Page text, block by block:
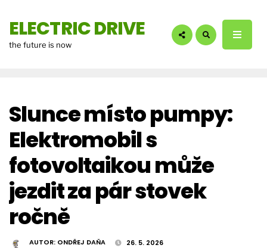
ELECTRIC DRIVE
the future is now
Slunce místo pumpy:
Elektromobil s
fotovoltaikou může
jezdit za pár stovek
ročně
AUTOR: ONDŘEJ DAŇA 26. 5. 2026